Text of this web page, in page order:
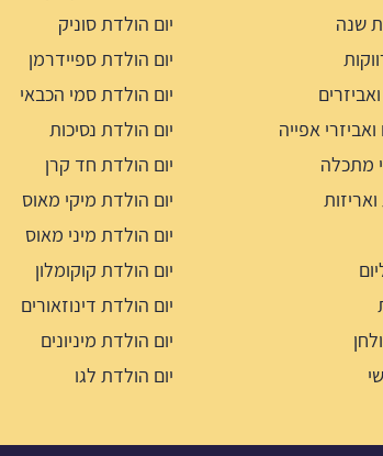
שנה
אפייה
מתכלה
יום הולדת סוניק
יום הולדת ספיידרמן
יום הולדת סמי הכבאי
יום הולדת נסיכות
יום הולדת חד קרן
יום הולדת מיקי מאוס
יום הולדת מיני מאוס
יום הולדת קוקומלון
יום הולדת דינוזאורים
יום הולדת מיניונים
יום הולדת לגו